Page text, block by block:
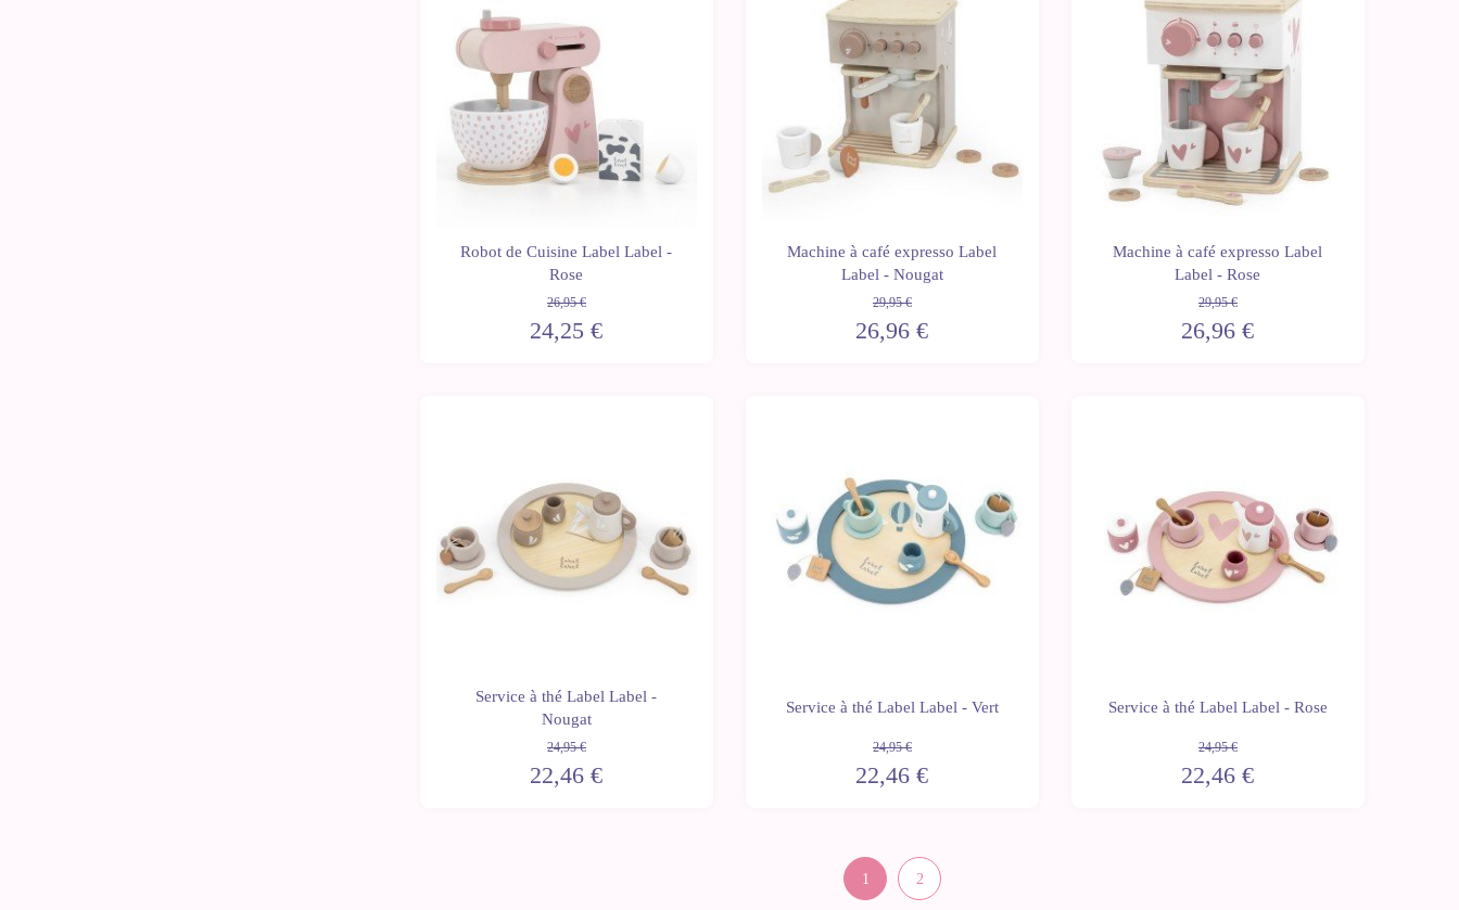
Robot de Cuisine Label Label -
Rose
26,95 €
24,25 €
Machine à café expresso Label
Label - Nougat
29,95 €
26,96 €
Machine à café expresso Label
Label - Rose
29,95 €
26,96 €
Service à thé Label Label -
Nougat
24,95 €
22,46 €
Service à thé Label Label - Vert
24,95 €
22,46 €
Service à thé Label Label - Rose
24,95 €
22,46 €
1 2